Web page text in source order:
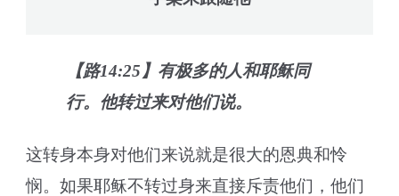
【路14:25】有极多的人和耶稣同
行。他转过来对他们说。
这转身本身对他们来说就是很大的恩典和怜
悯。如果耶稣不转过身来直接斥责他们，他们